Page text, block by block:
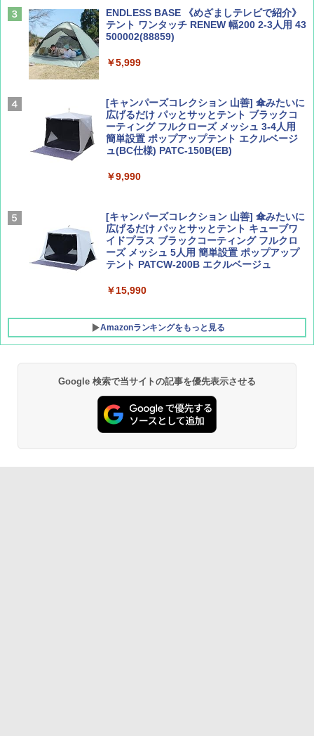
AIRLINE（エアライン）2026年9月号【特
集】ボーイング110周年を祝して！
￥1,760
ァキア 2026～2027 地球の歩き方A ヨーロッ
￥2,277
新しい日本地理 地図・統計・移動から読み
解く (講談社現代新書)
￥1,540
ENDLESS BASE 《めざましテレビで紹介》
テント ワンタッチ RENEW 幅200 2-3人用 43
500002(88859)
￥5,999
[キャンパーズコレクション 山善] 傘みたいに
広げるだけ パッとサッとテント ブラックコ
ーティング フルクローズ メッシュ 3-4人用
簡単設置 ポップアップテント エクルベージ
ュ(BC仕様) PATC-150B(EB)
￥9,990
[キャンパーズコレクション 山善] 傘みたいに
広げるだけ パッとサッとテント キューブワ
イドプラス ブラックコーティング フルクロ
ーズ メッシュ 5人用 簡単設置 ポップアップ
テント PATCW-200B エクルベージュ
￥15,990
Amazonランキングをもっと見る
BUNDOK(バンドック)ソロ ドーム 1 EX BDK
-08EX カーキ ソロキャンプ ポリエステル フ
レーム テント
￥14,800
Google 検索で当サイトの記事を優先表示させる